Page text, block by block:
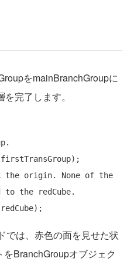
をmainBranchGroupに
完了します。
the origin. None of the
the redCube.
は、赤色の面を見せた状
BranchGroupオブジェク